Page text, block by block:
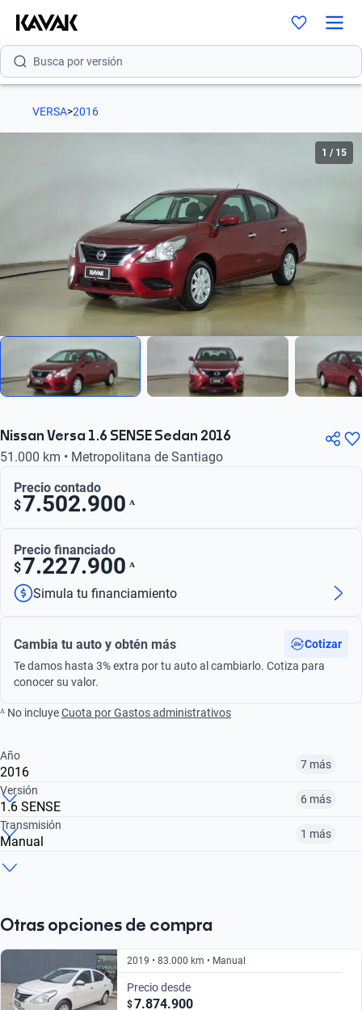
Busca por modelo
Busca por versión
Busca por marca
Busca por año
VERSA>2016
1 / 15
Nissan Versa 1.6 SENSE Sedan 2016
51.000 km • Metropolitana de Santiago
Precio contado
$7.502.900 ᴬ
Precio financiado
$7.227.900 ᴬ
Simula tu financiamiento
Cambia tu auto y obtén más
Cotizar
Te damos hasta 3% extra por tu auto al cambiarlo. Cotiza para
conocer su valor.
ᴬ No incluyeCuota por Gastos administrativos
Año
2016 7 más
2016
$7.227.900
Versión
1.6 SENSE 6 más
1.6 ADVANCE MT
Transmisión
Manual 1 más
$11.990.000 $13.545.900
Otras opciones de compra
2019 • 83.000 km • Manual
Precio desde
$7.874.900